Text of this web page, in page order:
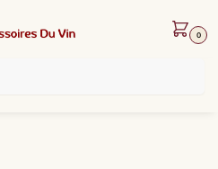
0
dès 30 € d’achat !